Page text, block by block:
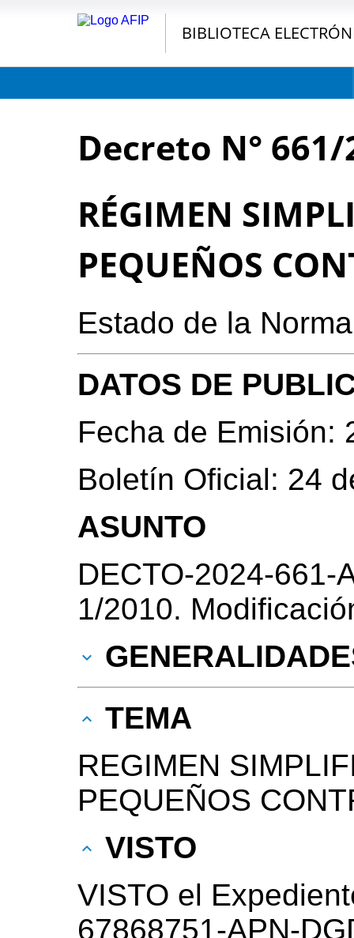
BIBLIOTECA
Decreto N° 661/
RÉGIMEN
PEQUEÑOS
Estado de la
DATOS DE
Fecha de Emisión:
Boletín Oficial: 24
ASUNTO
DECTO-2024-661-
1/2010.
TEMA
REGIMEN
PEQUEÑOS
VISTO
VISTO el
67868751-APN-